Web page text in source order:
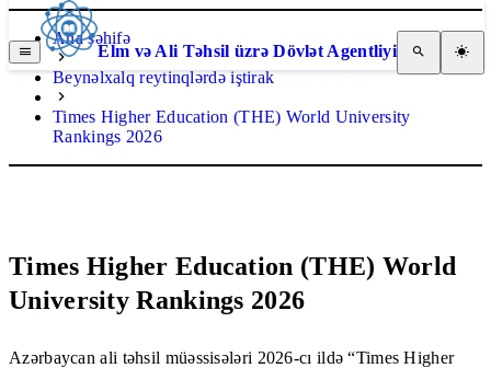
Elm və Ali Təhsil üzrə Dövlət Agentliyi
Ana səhifə
Beynəlxalq reytinqlərdə iştirak
Times Higher Education (THE) World University
Rankings 2026
Times Higher Education (THE) World
University Rankings 2026
Azərbaycan ali təhsil müəssisələri 2026-cı ildə “Times Higher